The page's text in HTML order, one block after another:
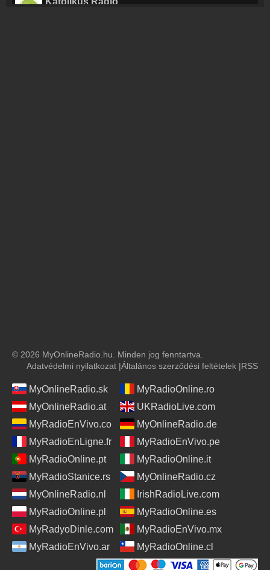
© 2026 MyOnlineRadio.hu. Minden jog fenntartva.
Adatvédelmi nyilatkozat |Általános szerződési feltételek |RSS
MyOnlineRadio.sk
MyRadioOnline.ro
MyOnlineRadio.at
UKRadioLive.com
MyRadioEnVivo.co
MyOnlineRadio.de
MyRadioEnLigne.fr
MyRadioEnVivo.pe
MyRadioOnline.pt
MyRadioOnline.it
MyRadioStanice.rs
MyOnlineRadio.cz
MyOnlineRadio.nl
IrishRadioLive.com
MyRadioOnline.pl
MyRadioOnline.es
MyRadyoDinle.com
MyRadioEnVivo.mx
MyRadioEnVivo.ar
MyRadioOnline.cl